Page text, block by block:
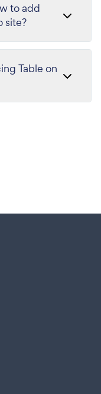
to add
site?
Table on